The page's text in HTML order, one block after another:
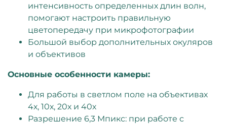
интенсивность определенных длин волн,
помогают настроить правильную
цветопередачу при микрофотографии
Большой выбор дополнительных окуляров
и объективов
Основные особенности камеры:
Для работы в светлом поле на объективах
4х, 10х, 20х и 40х
Разрешение 6,3 Мпикс: при работе с